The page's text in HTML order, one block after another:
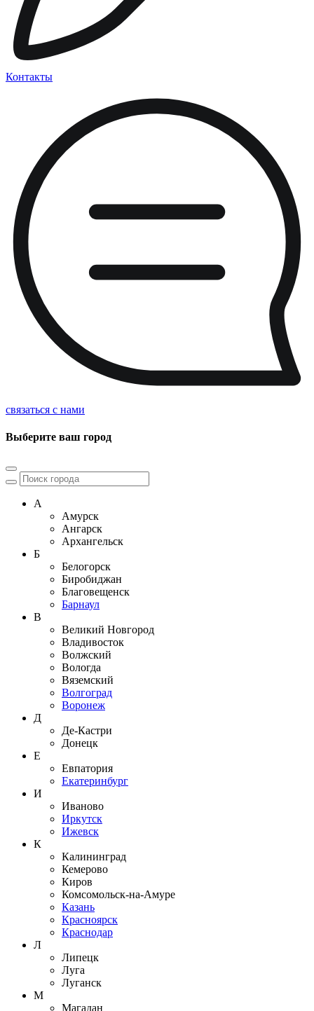
Контакты
связаться с нами
Выберите ваш город
А
Амурск
Ангарск
Архангельск
Б
Белогорск
Биробиджан
Благовещенск
Барнаул
В
Великий Новгород
Владивосток
Волжский
Вологда
Вяземский
Волгоград
Воронеж
Д
Де-Кастри
Донецк
Е
Евпатория
Екатеринбург
И
Иваново
Иркутск
Ижевск
К
Калининград
Кемерово
Киров
Комсомольск-на-Амуре
Казань
Красноярск
Краснодар
Л
Липецк
Луга
Луганск
М
Магадан